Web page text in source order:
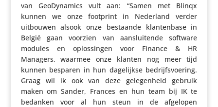
van GeoDy­na­mics vult aan: “Samen met Blinqx
kunnen we onze footprint in Nederland verder
uitbouwen alsook onze bestaande klan­ten­base in
België gaan voorzien van aanslui­tende software
modules en oplos­singen voor Finance & HR
Managers, waarmee onze klanten nog meer tijd
kunnen besparen in hun dage­lijkse bedrijfs­voe­ring.
Graag wil ik ook van deze gele­gen­heid gebruik
maken om Sander, Frances en hun team bij IK te
bedanken voor al hun steun in de afgelopen